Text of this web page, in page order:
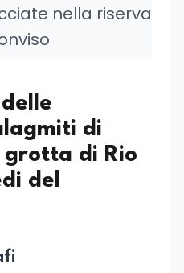
nella riserva
di
grotta di Rio
del